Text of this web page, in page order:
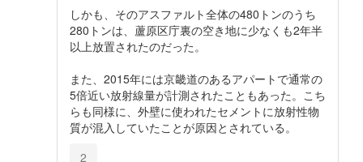
しかも、そのアスファルト全体の480トンのうち
280トンは、蘆原区庁裏の空き地に少なくも2年半
以上放置されたのだった。
また、2015年には京畿道のあるアパートで通常の
5倍近い放射線量が計測されたこともあった。こち
らも同様に、外壁に使われたセメントに放射性物
質が混入していたことが原因とされている。
2